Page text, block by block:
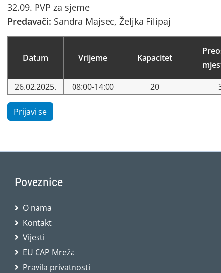
32.09. PVP za sjeme
Predavači: Sandra Majsec, Željka Filipaj
Datum Vrijeme Kapacitet
26.02.2025. 08:00-14:00 20
Prijavi se
Poveznice
O nama
Kontakt
Vijesti
EU CAP Mreža
Pravila privatnosti